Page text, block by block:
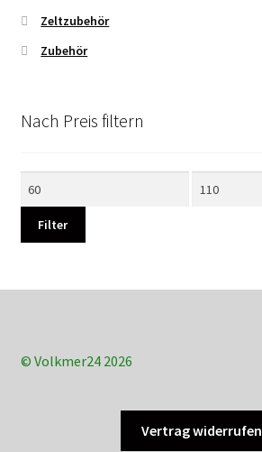
Zeltzubehör
Zubehör
Nach Preis filtern
Filter
© Volkmer24 2026
Vertrag widerrufen